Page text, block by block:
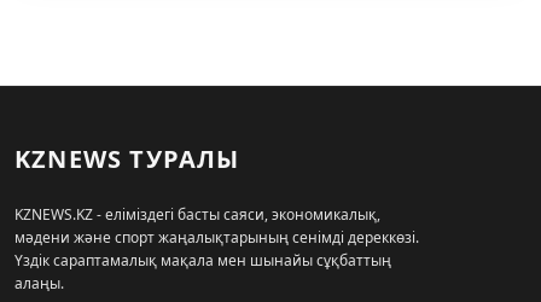
KZNEWS ТУРАЛЫ
KZNEWS.KZ - еліміздегі басты саяси, экономикалық,
мәдени және спорт жаңалықтарының сенімді дереккөзі.
Үздік сараптамалық мақала мен шынайы сұқбаттың
алаңы.